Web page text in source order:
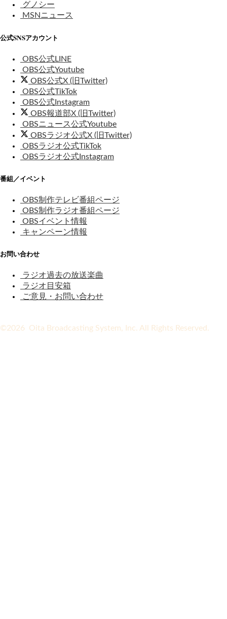
グノシー
MSNニュース
公式SNSアカウント
OBS公式LINE
OBS公式Youtube
OBS公式X (旧Twitter)
OBS公式TikTok
OBS公式Instagram
OBS報道部X (旧Twitter)
OBSニュース公式Youtube
OBSラジオ公式X (旧Twitter)
OBSラジオ公式TikTok
OBSラジオ公式Instagram
番組／イベント
OBS制作テレビ番組ページ
OBS制作ラジオ番組ページ
OBSイベント情報
キャンペーン情報
お問い合わせ
ラジオ過去の放送楽曲
ラジオ目安箱
ご意見・お問い合わせ
©2026 Oita Broadcasting System, Inc. All Rights Reserved.